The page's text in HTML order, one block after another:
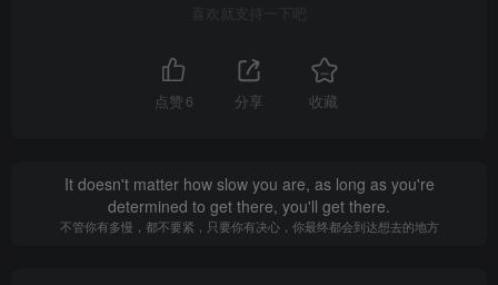
喜欢就支持一下吧
点赞 6 分享 收藏
It doesn't matter how slow you are, as long as you're
determined to get there, you'll get there.
不管你有多慢，都不要紧，只要你有决心，你最终都会到达想去的地方